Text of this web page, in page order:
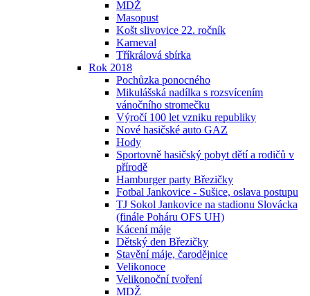
MDŽ
Masopust
Košt slivovice 22. ročník
Karneval
Tříkrálová sbírka
Rok 2018
Pochůzka ponocného
Mikulášská nadílka s rozsvícením
vánočního stromečku
Výročí 100 let vzniku republiky
Nové hasičské auto GAZ
Hody
Sportovně hasičský pobyt dětí a rodičů v
přírodě
Hamburger party Březičky
Fotbal Jankovice - Sušice, oslava postupu
TJ Sokol Jankovice na stadionu Slovácka
(finále Poháru OFS UH)
Kácení máje
Dětský den Březičky
Stavění máje, čarodějnice
Velikonoce
Velikonoční tvoření
MDŽ